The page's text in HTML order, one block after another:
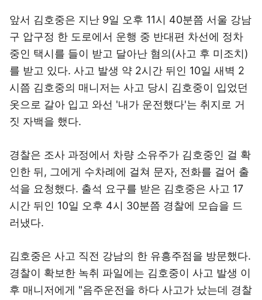
앞서 김호중은 지난 9일 오후 11시 40분쯤 서울 강남
구 압구정 한 도로에서 운행 중 반대편 차선에 정차
중인 택시를 들이 받고 달아난 혐의(사고 후 미조치)
를 받고 있다. 사고 발생 약 2시간 뒤인 10일 새벽 2
시쯤 김호중의 매니저는 사고 당시 김호중이 입었던
옷으로 갈아 입고 와선 '내가 운전했다'는 취지로 거
짓 자백을 했다.
경찰은 조사 과정에서 차량 소유주가 김호중인 걸 확
인한 뒤, 그에게 수차례에 걸쳐 문자, 전화를 걸어 출
석을 요청했다. 출석 요구를 받은 김호중은 사고 17
시간 뒤인 10일 오후 4시 30분쯤 경찰에 모습을 드
러냈다.
김호중은 사고 직전 강남의 한 유흥주점을 방문했다.
경찰이 확보한 녹취 파일에는 김호중이 사고 발생 이
후 매니저에게 "음주운전을 하다 사고가 났는데 경찰